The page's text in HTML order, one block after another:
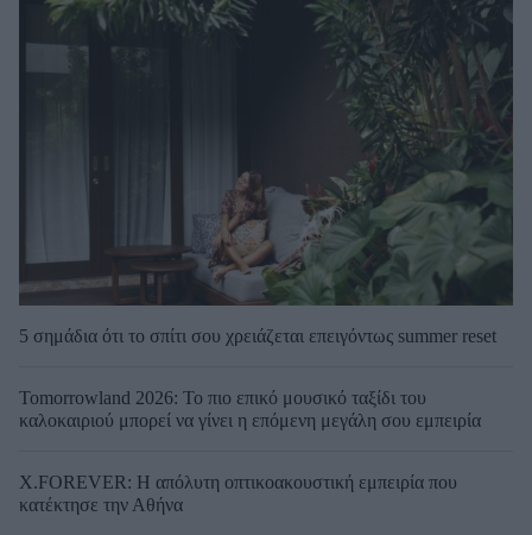
5 σημάδια ότι το σπίτι σου χρειάζεται επειγόντως summer reset
Tomorrowland 2026: Το πιο επικό μουσικό ταξίδι του
καλοκαιριού μπορεί να γίνει η επόμενη μεγάλη σου εμπειρία
X.FOREVER: Η απόλυτη οπτικοακουστική εμπειρία που
κατέκτησε την Αθήνα